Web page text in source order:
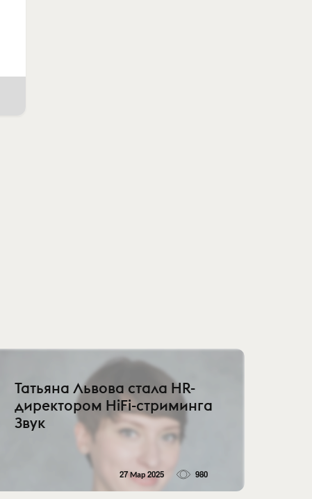
Татьяна Львова стала HR-
директором HiFi-стриминга
Звук
27 Мар 2025 980